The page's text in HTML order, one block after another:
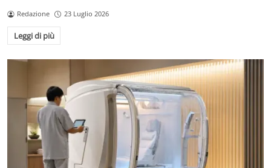
Redazione 23 Luglio 2026
Leggi di più